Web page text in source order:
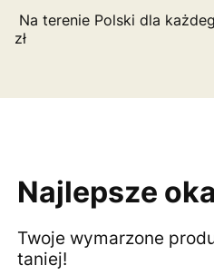
Na terenie Polski dla
zł
Najlepsze
Twoje wymarzone
taniej!